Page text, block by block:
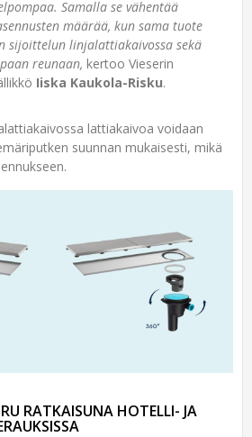
Samalla se vähentää
määrää, kun sama tuote
sijoittelun linjalattiakaivossa sekä
reunaan, kertoo Vieserin
Iiska Kaukola-Risku.
lattiakaivoa voidaan
suunnan mukaisesti, mikä
RATKAISUNA HOTELLI- JA